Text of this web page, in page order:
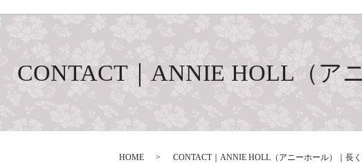
CONTACT｜ANNIE HOLL（ア
HOME CONTACT｜ANNIE HOLL（アニーホール）｜長